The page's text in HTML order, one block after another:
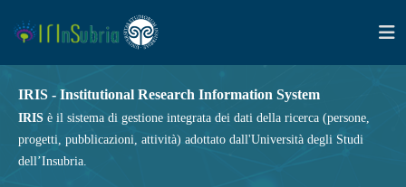
IRIS - Institutional Research Information System
IRIS è il sistema di gestione integrata dei dati della ricerca (persone,
progetti, pubblicazioni, attività) adottato dall'Università degli Studi
dell’Insubria.